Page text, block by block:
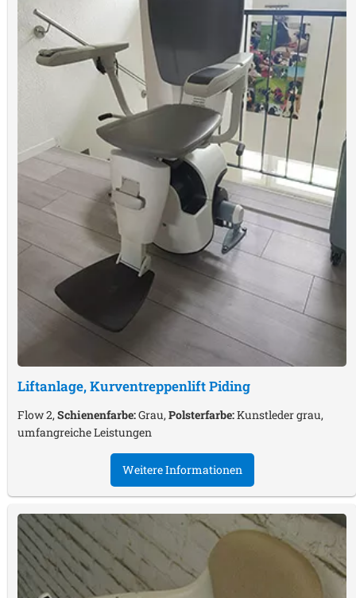
Liftanlage, KurventreppenliftPiding
Flow 2,Schienenfarbe:Grau,Polsterfarbe:Kunstleder grau,
umfangreiche Leistungen
Weitere Informationen